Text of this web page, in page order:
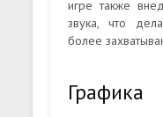
игре также
звука, что
более
Графика